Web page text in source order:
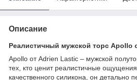
Описание
Реалистичный мужской торс Apollo
Apollo от Adrien Lastic – мужской
тех, кто ценит реалистичные
качественного силикона, он детально